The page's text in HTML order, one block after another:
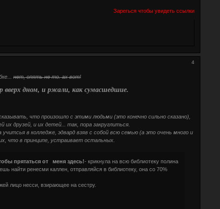
Зарегься чтобы увидеть ссылки
4
нет, опять не то. ах вот!
вверх дном, и ржали, как сумасшедшие.
что произошло с этими людьми (это конечно сильно сказано),
друзей, и их детей... так, пора закруглиться.
в колледже, эдвард взяв с собой всю семью (а это очень много и
что в принципе, устраивает остальных.
прятаться от меня здесь!- крикнула на всю библиотеку полина
найти ренесми каллен, отправляйся в библиотеку, она со 70%
лицо несси, взирающее на сестру.